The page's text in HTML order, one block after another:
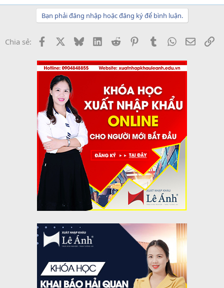
Bạn phải đăng nhập hoặc đăng ký để bình luận.
Chia sẻ: Facebook BlueskyLinkedInReddit PinterestTumblrWhatsApp
Email